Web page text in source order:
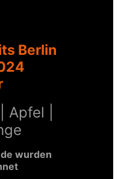
Berlin
|
wurden